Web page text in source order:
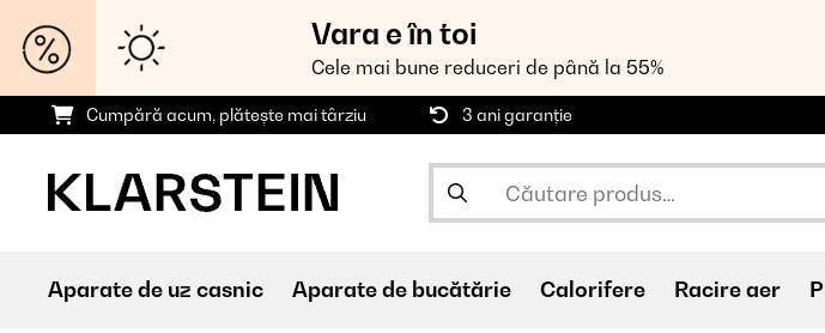
Vara e în toi
Cele mai bune reduceri de până la 55%
Cumpără acum, plătește mai târziu 3 ani garanție
Aparate de uz casnic Aparate de bucătărie Calorifere Racire aer